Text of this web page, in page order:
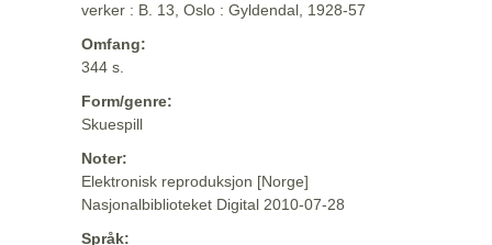
verker : B. 13, Oslo : Gyldendal, 1928-57
Omfang:
344 s.
Form/genre:
Skuespill
Noter:
Elektronisk reproduksjon [Norge]
Nasjonalbiblioteket Digital 2010-07-28
Språk: